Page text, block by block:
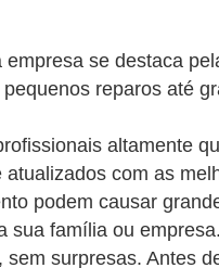
empresa se destaca
reparos até
altamente
com as
podem causar
sua família ou empresa.
surpresas. Antes